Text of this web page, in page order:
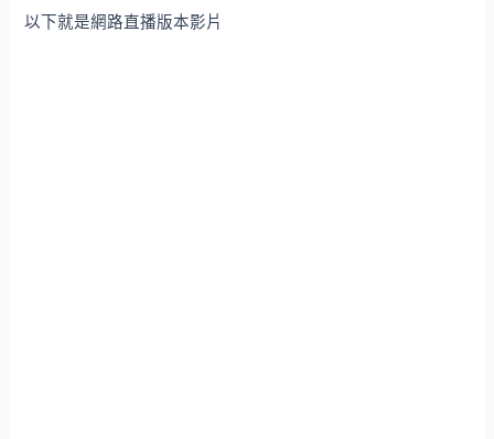
以下就是網路直播版本影片